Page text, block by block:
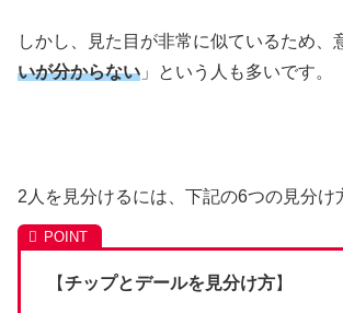
しかし、見た目が非常に似ているため、
いが分からない 」という人も多いです。
2人を見分けるには、下記の6つの見分け
【チップとデールを見分け方】